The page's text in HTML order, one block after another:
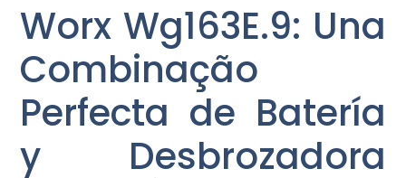
Worx Wg163E.9: Una
Combinação
Perfecta de Batería
y Desbrozadora